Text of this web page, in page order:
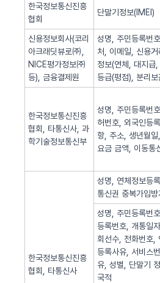
한국정보통신진흥
협회
단말기정보(IMEI)
신용정보회사(코리
아크래딧뷰로㈜,
NICE평가정보㈜
등), 금융결제원
성명, 주민등록번
처, 이메일, 신용
정보(연체, 대지급
등급(평점), 분리보
한국정보통신진흥
협회, 타통신사, 과
학기술정보통신부
성명, 주민등록번
허번호, 외국인등
항, 주소, 생년월
요금 금액, 이동통
한국정보통신진흥
협회, 타통신사
성명, 연체정보등
통신권 중복가입
성명, 주민등록번
등록번호, 개통일
회선수, 전화번호,
등록사유, 서비스
유, 성별, 단말기
국적